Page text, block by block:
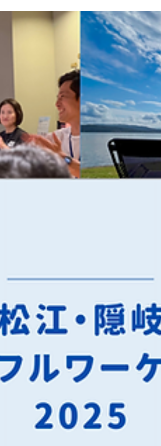
をする場所としてだけでなく交流拠点としても活用され
います。今回のマインドフルワーケーションでも、松江
内３つのコワーキングスペースで地域の方との交流プロ
ラムを開催しました。 今回は、同時期に実施していた地
課題解決プロジェクトの発表会も併せて開催することで
島根により深く関わりたいと考える方々にもご参加いた
くことができました。 ■ウェルカム交流会@coworking
space 松江天神 松江駅からほど近い天神町商店街にある
「coworking space 松江天神」にて、県外から松江を訪
た参加者を迎えるウェルカム交流会を開催しました。
coworking space 松江天神は木造建築をリノベーション
た温かみのある空間で、モニター付き会議室や個室ブー
なども備えたコワーキングスペースです。 交流会では、
ワーキングスペース